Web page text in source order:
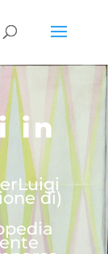
in
di)